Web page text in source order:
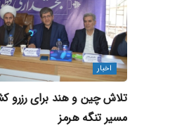
اخبار
تلاش چین و هند برای رزرو
مسیر تنگه هرمز